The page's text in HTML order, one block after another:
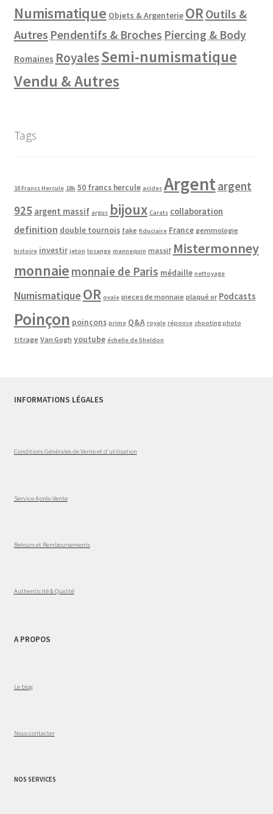
Numismatique Objets & Argenterie OR Outils &
Autres Pendentifs & Broches Piercing & Body
Romaines RoyalesSemi-numismatique
Vendu & Autres
Tags
10 Francs Hercule 18k 50 francs hercule acides Argentargent
925 argent massif argus bijoux Carats collaboration
definition double tournois fake fiduciaire France gemmologie
histoire investir jeton losange mannequin massif Mistermonney
monnaie monnaie de Paris médaille nettoyage
Numismatique OR ovale pieces de monnaie plaqué or Podcasts
Poinçon poinçons prime Q&A royale réponse shooting photo
titrage Van Gogh youtube échelle de Sheldon
INFORMATIONS LÉGALES
Conditions Générales de Vente et d'utilisation
Service Après-Vente
Retours et Remboursements
Authenticité & Qualité
A PROPOS
Le blog
Nous contacter
NOS SERVICES